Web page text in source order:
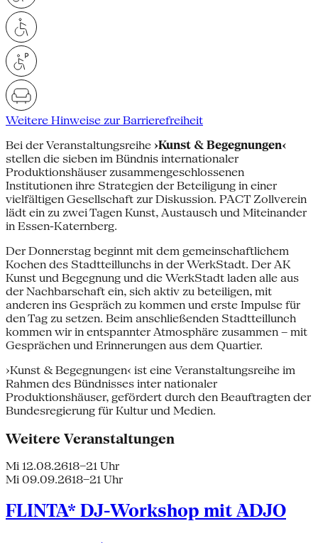
Weitere Hinweise zur Barrierefreiheit
Bei der Veranstaltungsreihe ›Kunst & Begegnungen‹
stellen die sieben im Bündnis internationaler
Produktionshäuser zusammengeschlossenen
Institutionen ihre Strategien der Beteiligung in einer
vielfältigen Gesellschaft zur Diskussion. PACT Zollverein
lädt ein zu zwei Tagen Kunst, Austausch und Miteinander
in Essen-Katernberg.
Der Donnerstag beginnt mit dem gemeinschaftlichem
Kochen des Stadtteillunchs in der WerkStadt. Der AK
Kunst und Begegnung und die WerkStadt laden alle aus
der Nachbarschaft ein, sich aktiv zu beteiligen, mit
anderen ins Gespräch zu kommen und erste Impulse für
den Tag zu setzen. Beim anschließenden Stadtteillunch
kommen wir in entspannter Atmosphäre zusammen – mit
Gesprächen und Erinnerungen aus dem Quartier.
›Kunst & Begegnungen‹ ist eine Veranstaltungsreihe im
Rahmen des Bündnisses inter­ nationaler
Produktionshäuser, gefördert durch den Beauftragten der
Bundesregierung für Kultur und Medien.
Weitere Veranstaltungen
Mi 12.08.2618–21 Uhr
Mi 09.09.2618–21 Uhr
FLINTA* DJ-Workshop mit ADJO